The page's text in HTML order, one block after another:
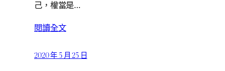
己，權當是…
閱讀全文
2020 年 5 月 25 日